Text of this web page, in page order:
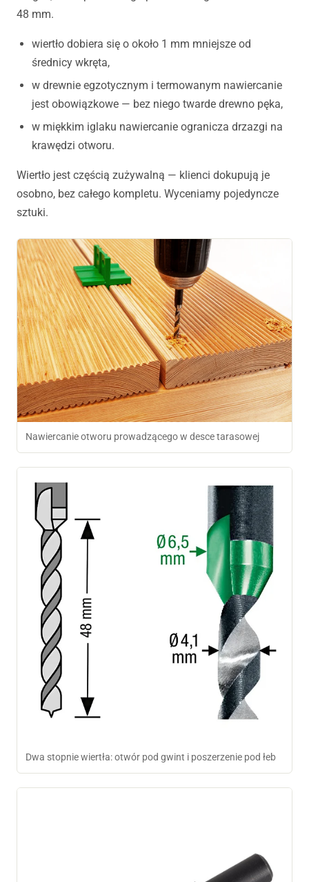
48 mm.
wiertło dobiera się o około 1 mm mniejsze od
średnicy wkręta,
w drewnie egzotycznym i termowanym nawiercanie
jest obowiązkowe — bez niego twarde drewno pęka,
w miękkim iglaku nawiercanie ogranicza drzazgi na
krawędzi otworu.
Wiertło jest częścią zużywalną — klienci dokupują je
osobno, bez całego kompletu. Wyceniamy pojedyncze
sztuki.
Nawiercanie otworu prowadzącego w desce tarasowej
Dwa stopnie wiertła: otwór pod gwint i poszerzenie pod łeb